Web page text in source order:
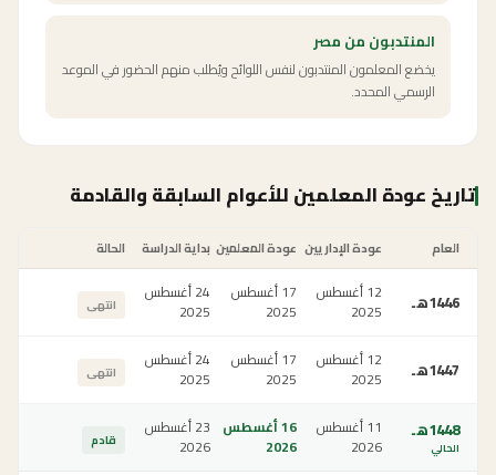
المنتدبون من مصر
يخضع المعلمون المنتدبون لنفس اللوائح ويُطلب منهم الحضور في الموعد
الرسمي المحدد.
تاريخ عودة المعلمين للأعوام السابقة والقادمة
العام عودة الإداريين عودة المعلمين بداية الدراسة الحالة
1446هـ 12 أغسطس
2025
17 أغسطس
2025
24 أغسطس
2025 انتهى
1447هـ 12 أغسطس
2025
17 أغسطس
2025
24 أغسطس
2025 انتهى
1448هـ
الحالي
11 أغسطس
2026
16 أغسطس
2026
23 أغسطس
2026 قادم